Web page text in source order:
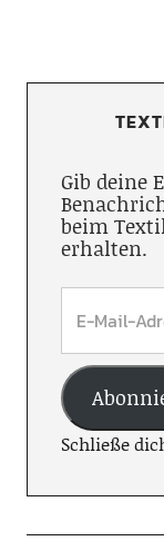
Gib deine
beim
erhalten.
Schließe